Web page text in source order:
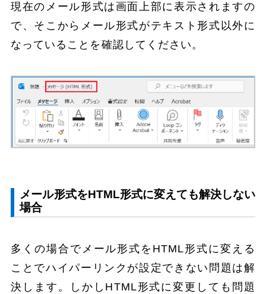
現在のメール形式は画面上部に表示されますの
で、そこからメール形式がテキスト形式以外に
なっていることを確認してください。
メール形式をHTML形式に変えても解決しない
場合
多くの場合でメール形式をHTML形式に変える
ことでハイパーリンクが設定できない問題は解
決します。しかしHTML形式に変更しても問題